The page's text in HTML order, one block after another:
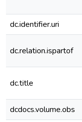
dc.identifier.uri
dc.relation.ispartof
dc.title
dcdocs.volume.obs